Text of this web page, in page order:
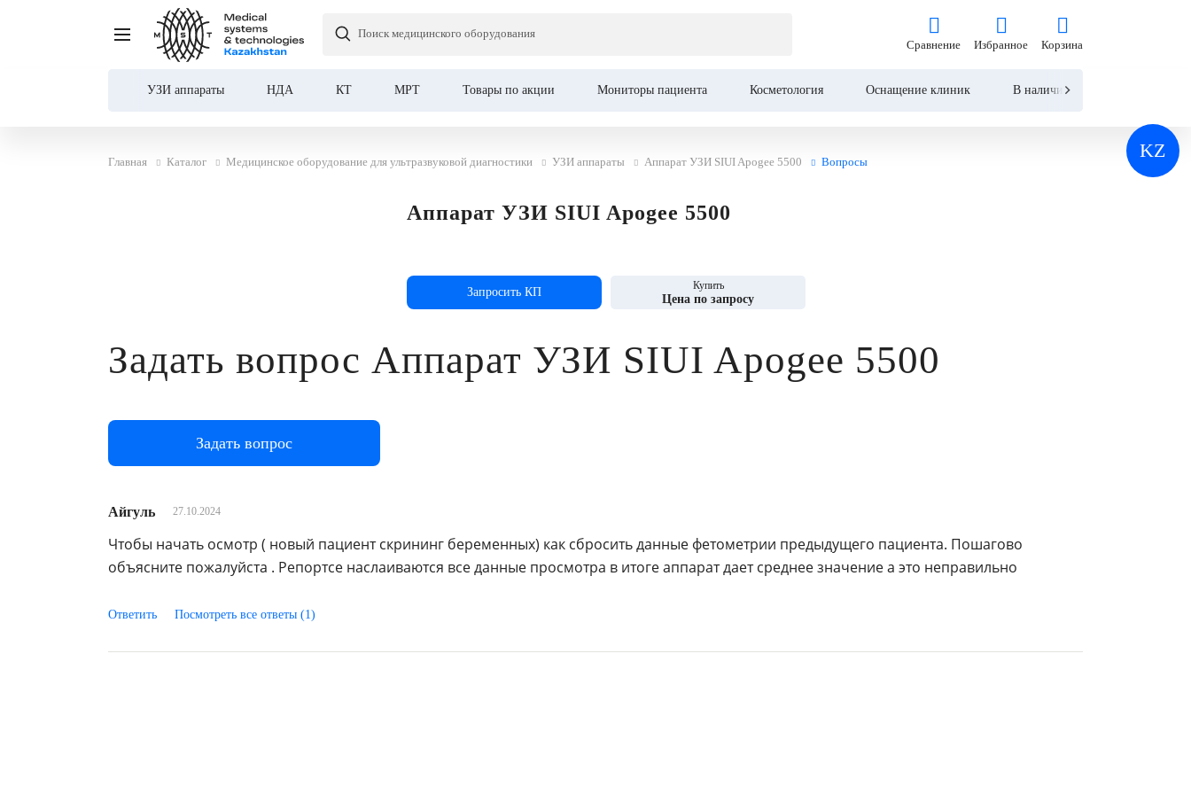
KZ
Поиск медицинского оборудования
Сравнение
Сравнение
Избранное Корзина
УЗИ аппараты НДА КТ МРТ Товары по акции Мониторы пациента Косметология Оснащение клиник В наличии
Главная Каталог Медицинское оборудование для ультразвуковой диагностики УЗИ аппараты Аппарат УЗИ SIUI Apogee 5500 Вопросы
Аппарат УЗИ SIUI Apogee 5500
Запросить КП Купить
Цена по запросу
Задать вопрос Аппарат УЗИ SIUI Apogee 5500
Задать вопрос
Айгуль 27.10.2024
Чтобы начать осмотр ( новый пациент скрининг беременных) как сбросить данные фетометрии предыдущего пациента. Пошагово
объясните пожалуйста . Репортсе наслаиваются все данные просмотра в итоге аппарат дает среднее значение а это неправильно
Ответить Посмотреть все ответы (1)